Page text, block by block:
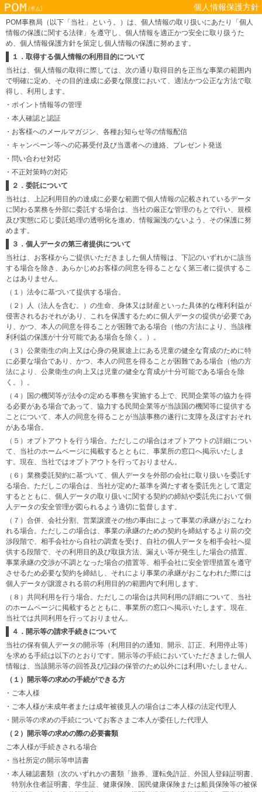
個人情報保護方針
POM事務局（以下「当社」という。）は、個人情報の取り扱いにあたり「個人
情報の保護に関する法律」を遵守し、個人情報を適正かつ安全に取り扱うた
め、個人情報保護方針を策定し個人情報の保護に努めます。
１．取得する個人情報の利用目的について
当社は、個人情報の取得に際しては、次の通り取得目的を正当な事業の範囲内
で明確に定め、その目的達成に必要な限度において、適法かつ公正な方法で取
得し、利用します。
・ポイント情報等の管理
・本人確認と認証
・お客様へのメールマガジン、各種お知らせ等の情報配信
・キャンペーン等への応募受付及び当選者への連絡、プレゼント発送
・問い合わせ対応
・不正対策時の対応
２．委託について
当社は、上記利用目的の達成に必要な範囲で個人情報の記載されているデータ
に関わる業務を外部に委託する場合は、当社の厳正な管理のもとで行い、規模
及び実態に応じ委託処理の透明化を進め、情報漏洩のないよう、その保護に努
めます。
３．個人データの第三者提供について
当社は、お客様からご提供いただきました個人情報は、下記のいずれかに該当
する場合を除き、あらかじめお客様の同意を得ることなく第三者に提供するこ
とはありません。
（１）法令に基づいて提供する場合。
（２）人（法人を含む。）の生命、身体又は財産といった具体的な権利利益が
侵害されるおそれがあり、これを保護するために個人データの提供が必要であ
り、かつ、本人の同意を得ることが困難である場合（他の方法により、当該権
利利益の保護が十分可能である場合を除く。）。
（３）公衆衛生の向上又は心身の発展途上にある児童の健全な育成のために特
に必要な場合であり、かつ、本人の同意を得ることが困難である場合（他の方
法により、公衆衛生の向上又は児童の健全な育成が十分可能である場合を除
く。）。
（４）国の機関等が法令の定める事務を実施する上で、民間企業等の協力を得
る必要がある場合であって、協力する民間企業等が当該国の機関等に提供する
ことについて、本人の同意を得ることが当該事務の遂行に支障を及ぼすおそれ
がある場合。
（５）オプトアウトを行う場合。ただしこの場合はオプトアウトの詳細につい
て、当社のホームページに掲載するとともに、事業所の窓口へ掲示いたしま
す。現在、当社ではオプトアウトを行っておりません。
（６）業務委託契約に基づいて、個人データを外部の会社に取り扱いを委託す
る場合。ただしこの場合は、当社が定めた基準を満たす者を委託先として選定
するとともに、個人データの取り扱いに関する契約の締結や委託先において個
人データの安全管理が図られるよう適切に監督します。
（７）合併、会社分割、営業譲渡その他の事由によって事業の承継がおこなわ
れる場合。ただしこの場合は、事業の承継のための契約を締結するより前の交
渉段階で、相手会社から自社の調査を受け、自社の個人データを相手会社へ提
供する段階で、その利用目的及び取扱方法、漏えい等が発生した場合の措置、
事業承継の交渉が不調となった場合の措置等、相手会社に安全管理措置を遵守
させるため必要な契約を締結し、それにより事業の承継がおこなわれた際には
個人データが譲渡される前の利用目的の範囲内で利用します。
（８）共同利用を行う場合。ただしこの場合は共同利用の詳細について、当社
のホームページに掲載するとともに、事業所の窓口へ掲示いたします。現在、
当社では共同利用を行っておりません。
４．開示等の請求手続きについて
当社の保有個人データの開示等（利用目的の通知、開示、訂正、利用停止等）
を求める手続は以下のとおりです。開示等の手続においていただきました個人
情報は、当該開示等の回答及び記録の保管のため以外には利用いたしません。
（１）開示等の求めの手続ができる方
・ご本人様
・ご本人様が未成年者または成年被後見人の場合はご本人様の法定代理人
・開示等の求めの手続についてお客さまご本人が委任した代理人
（２）開示等の求めの際の必要書類
ご本人様が手続きされる場合
・当社所定の開示等申請書
・本人確認書類（次のいずれかの書類「旅券、運転免許証、外国人登録証明書、
特別永住者証明書、学生証、健康保険、国民健康保険または船員保険等の被保